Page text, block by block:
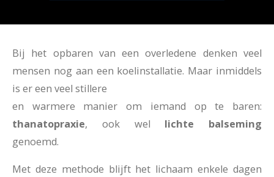
Bij het opbaren van een overledene denken veel
mensen nog aan een koelinstallatie. Maar inmiddels
is er een veel stillere
en warmere manier om iemand op te baren:
thanatopraxie, ook wel lichte balseming
genoemd.
Met deze methode blijft het lichaam enkele dagen